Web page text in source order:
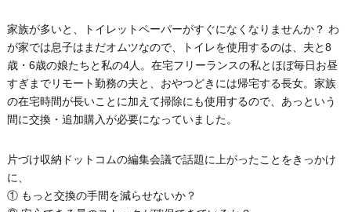
家族が多いと、トイレットペーパーがすぐになくなりませんか？ わ
が家では息⼦はまだオムツなので、トイレを使⽤するのは、夫と8
歳・6歳の娘たちと私の4⼈。在宅フリーランスの私とほぼ毎日お昼
すぎまでリモート勤務の夫と、おやつどきには帰宅する長女。家族
の在宅時間が⻑いことに加えて掃除にも使⽤するので、あっという
間に交換・追加購⼊が必要になっていました。
片づけ収納ドットコムの編集会議で話題に上がったことをきっかけ
に、
① もっと交換の手間を減らせないか？